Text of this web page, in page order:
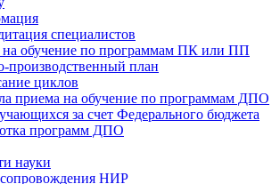
специалистов
на обучение по программам ПК или ПП
производственный план
циклов
приема на обучение по программам ДПО
за счет Федерального бюджета
программ ДПО
науки
НИР